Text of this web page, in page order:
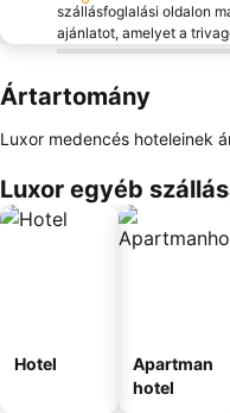
szállásfoglalási oldalon
ajánlatot, amelyet a
Ártartomány
Luxor medencés hoteleinek
Luxor egyéb
Hotel
Apartman
hotel